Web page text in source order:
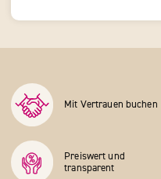
Mit Vertrauen buchen
Preiswert und
transparent